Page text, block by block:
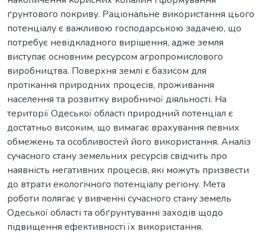
ґрунтового покриву. Раціональне використання цього
потенціалу є важливою господарською задачею, що
потребує невідкладного вирішення, адже земля
виступає основним ресурсом агропромислового
виробництва. Поверхня землі є базисом для
протікання природних процесів, проживання
населення та розвитку виробничої діяльності. На
території Одеської області природний потенціал є
достатньо високим, що вимагає врахування певних
обмежень та особливостей його використання. Аналіз
сучасного стану земельних ресурсів свідчить про
наявність негативних процесів, які можуть призвести
до втрати екологічного потенціалу регіону. Мета
роботи полягає у вивченні сучасного стану земель
Одеської області та обґрунтуванні заходів щодо
підвищення ефективності їх використання.